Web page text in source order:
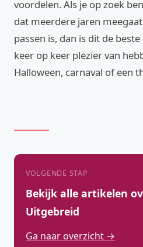
voordelen. Als je op zoek
dat meerdere jaren
passen is, dan is dit de
keer op keer plezier van
Halloween, carnaval of een
VOLGENDE STAP
Bekijk alle artikelen
Uitgebreid
Ga naar overzicht →